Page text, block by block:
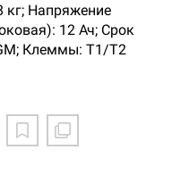
кг; Напряжение
12 Ач; Срок
Клеммы: T1/T2